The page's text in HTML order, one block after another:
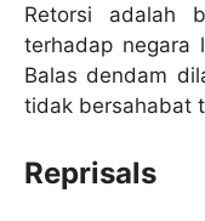
Retorsi adalah
terhadap negara
Balas dendam
tidak bersahabat
Reprisals